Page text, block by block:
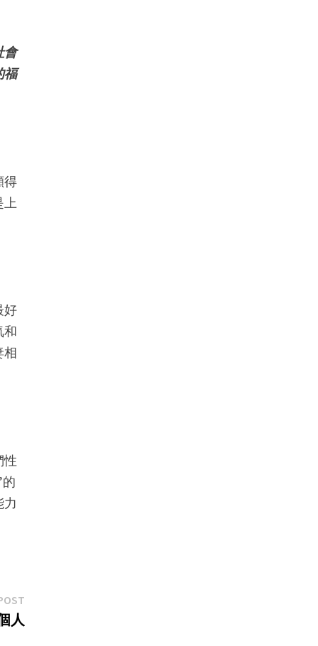
會
福
得
上
好
和
相
性
力
Next
人